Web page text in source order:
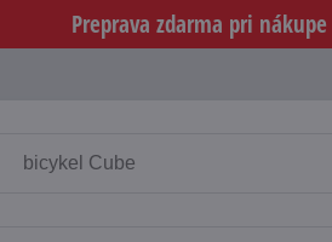
Preprava zdarma pri